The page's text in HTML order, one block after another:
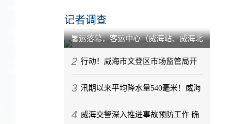
记者调查
暑运落幕，客运中心（威海站、威海北
站）到发旅客212.88万人次
2 行动！威海市文登区市场监管局开
展节前月饼专项监督检查
3 汛期以来平均降水量540毫米！威海
今年气候情况发布
4 威海交警深入推进事故预防工作 确